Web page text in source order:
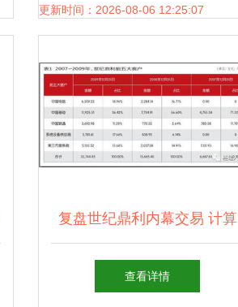
硬件技术开发的协同进化
更新时间：2026-08-06 12:25:07
复盘世纪鼎利内幕交易 计算
机软硬件技术开发的幕后博弈
查看详情